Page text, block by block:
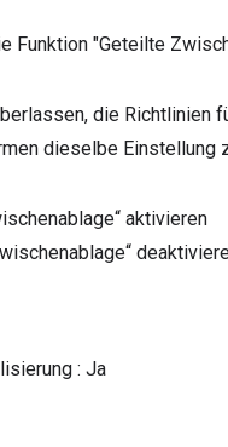
Funktion "Geteilte
die Richtlinien
dieselbe Einstellung
aktivieren
: Ja